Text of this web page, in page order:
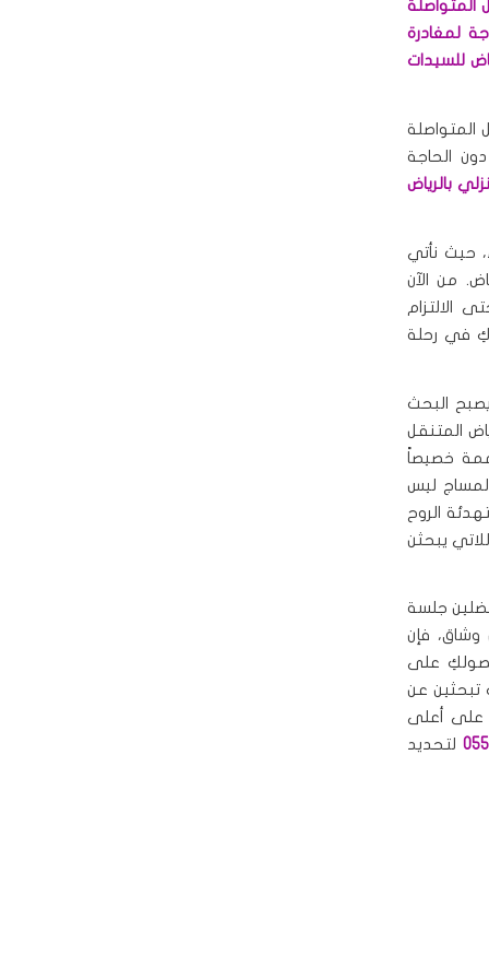
المتواصلة
لمغادرة
للسيدات
المتواصلة
الحاجة
بالرياض
حيث نأتي
من الآن
الالتزام
في رحلة
يصبح البحث
المتنقل
خصيصاً
ليس
الروح
يبحثن
جلسة
وشاق، فإن
على
تبحثين عن
على أعلى
لتحديد